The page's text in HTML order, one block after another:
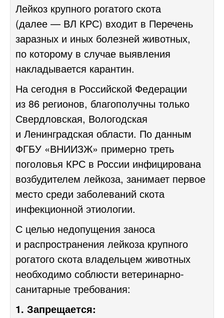
Лейкоз крупного рогатого скота
(далее — ВЛ КРС) входит в Перечень
заразных и иных болезней животных,
по которому в случае выявления
накладывается карантин.
На сегодня в Российской Федерации
из 86 регионов, благополучны только
Свердловская, Вологодская
и Ленинградская области. По данным
ФГБУ «ВНИИЗЖ» примерно треть
поголовья КРС в России инфицирована
возбудителем лейкоза, занимает первое
место среди заболеваний скота
инфекционной этиологии.
С целью недопущения заноса
и распространения лейкоза крупного
рогатого скота владельцем животных
необходимо соблюсти ветеринарно-
санитарные требования:
1. Запрещается: